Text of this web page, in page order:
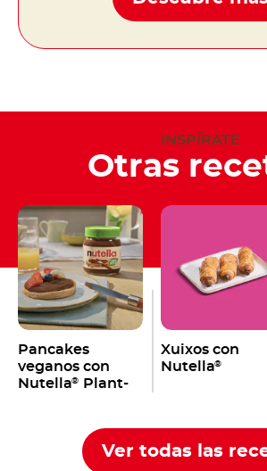
INSPÍRATE
Otras
Pancakes
veganos con
Nutella®
Plant-
Xuixos con
Nutella®
Ver todas las